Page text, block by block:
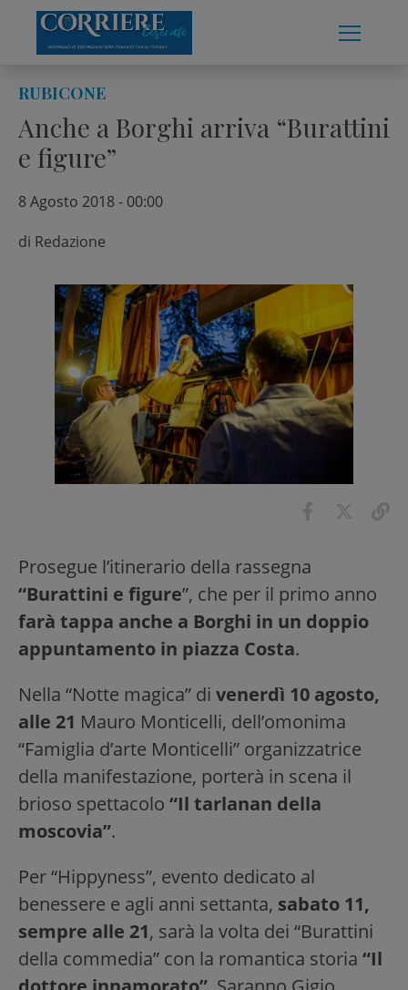
content
RUBICONE
Anche a Borghi arriva “Burattini
e figure”
8 Agosto 2018 - 00:00
di Redazione
Prosegue l’itinerario della rassegna
“Burattini e figure”, che per il primo anno
farà tappa anche a Borghi in un doppio
appuntamento in piazza Costa.
Nella “Notte magica” di venerdì 10 agosto,
alle 21 Mauro Monticelli, dell’omonima
“Famiglia d’arte Monticelli” organizzatrice
della manifestazione, porterà in scena il
brioso spettacolo “Il tarlanan della
moscovia”.
Per “Hippyness”, evento dedicato al
benessere e agli anni settanta, sabato 11,
sempre alle 21, sarà la volta dei “Burattini
della commedia” con la romantica storia “Il